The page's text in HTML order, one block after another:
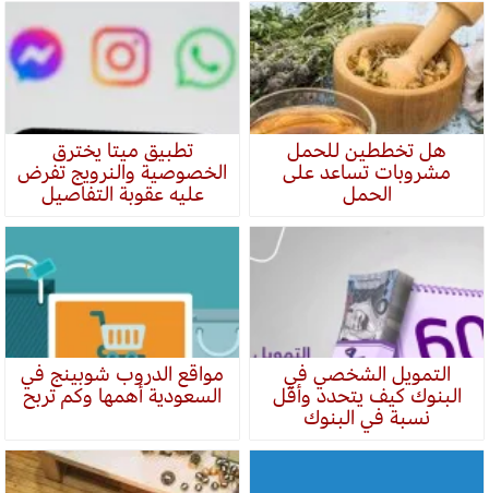
هل تخططين للحمل
مشروبات تساعد على
الحمل
تطبيق ميتا يخترق
الخصوصية والنرويج تفرض
عليه عقوبة التفاصيل
التمويل الشخصي في
البنوك كيف يتحدد وأقل
نسبة في البنوك
مواقع الدروب شوبينج في
السعودية أهمها وكم تربح